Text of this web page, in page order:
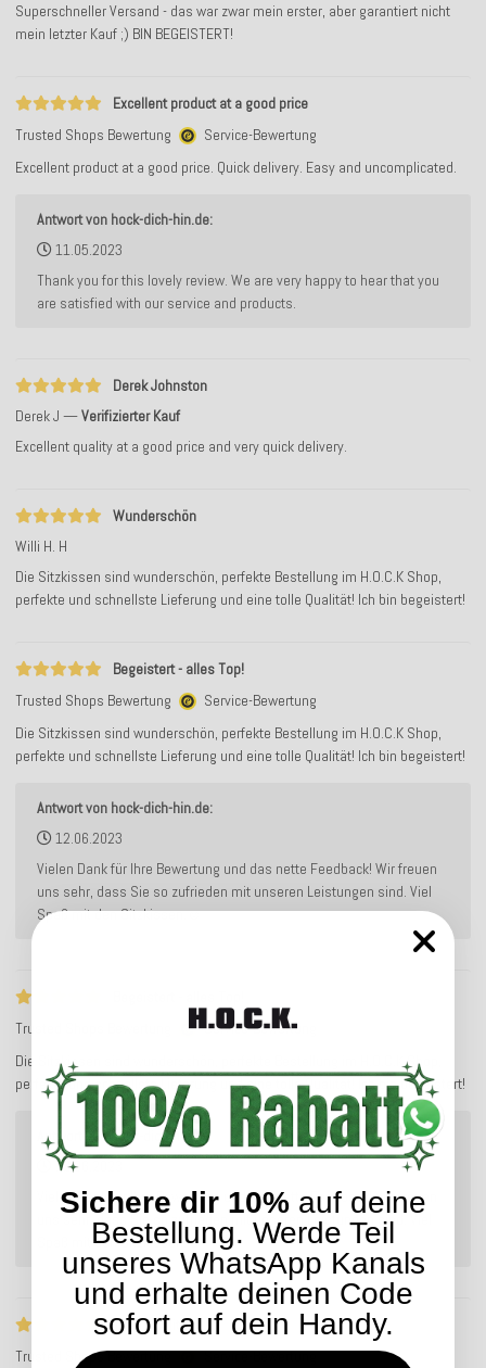
Superschneller Versand - das war zwar mein erster, aber garantiert nicht
mein letzter Kauf ;) BIN BEGEISTERT!
Excellent product at a good price
Trusted Shops Bewertung
Service-Bewertung
Excellent product at a good price. Quick delivery. Easy and uncomplicated.
Antwort von hock-dich-hin.de:
11.05.2023
Thank you for this lovely review. We are very happy to hear that you
are satisfied with our service and products.
Derek Johnston
Derek J
Verifizierter Kauf
Excellent quality at a good price and very quick delivery.
Wunderschön
Willi H. H
Die Sitzkissen sind wunderschön, perfekte Bestellung im H.O.C.K Shop,
perfekte und schnellste Lieferung und eine tolle Qualität! Ich bin begeistert!
Begeistert - alles Top!
Trusted Shops Bewertung
Service-Bewertung
Die Sitzkissen sind wunderschön, perfekte Bestellung im H.O.C.K Shop,
perfekte und schnellste Lieferung und eine tolle Qualität! Ich bin begeistert!
Antwort von hock-dich-hin.de:
12.06.2023
Vielen Dank für Ihre Bewertung und das nette Feedback! Wir freuen
uns sehr, dass Sie so zufrieden mit unseren Leistungen sind. Viel
Spaß mit den Sitzkissen.☺️
Trusted Shops Bewertung
Service-Bewertung
Die Sitzkissen sind wunderschön, perfekte Bestellung im H.O.C.K Shop,
perfekte und schnellste Lieferung und eine tolle Qualität! Ich bin begeistert!
Antwort von hock-dich-hin.de:
12.06.2023
Vielen Dank für Ihre Bewertung und das nette Feedback! Wir freuen
uns sehr, dass Sie so zufrieden mit unseren Leistungen sind. Viel
Spaß mit den Sitzkissen.☺️
Tolle Qualität
Trusted Shops Bewertung
Service-Bewertung
Sichere dir 10% auf deine
Bestellung. Werde Teil
unseres WhatsApp Kanals
und erhalte deinen Code
sofort auf dein Handy.